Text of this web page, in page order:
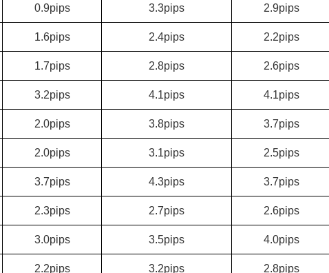
0.9pips 3.3pips 2.9pips
1.6pips 2.4pips 2.2pips
1.7pips 2.8pips 2.6pips
3.2pips 4.1pips 4.1pips
2.0pips 3.8pips 3.7pips
2.0pips 3.1pips 2.5pips
3.7pips 4.3pips 3.7pips
2.3pips 2.7pips 2.6pips
3.0pips 3.5pips 4.0pips
2.2pips 3.2pips 2.8pips